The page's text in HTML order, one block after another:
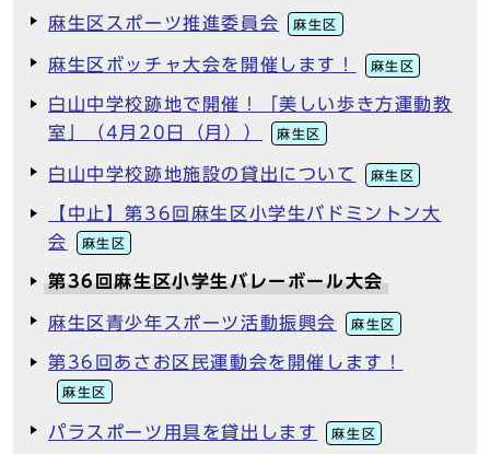
麻生区スポーツ推進委員会 麻生区
麻生区ボッチャ大会を開催します！ 麻生区
白山中学校跡地で開催！「美しい歩き方運動教
室」（4月20日（月））
麻生区
白山中学校跡地施設の貸出について 麻生区
【中止】第36回麻生区小学生バドミントン大
会
麻生区
第36回麻生区小学生バレーボール大会
麻生区青少年スポーツ活動振興会 麻生区
第36回あさお区民運動会を開催します！
麻生区
パラスポーツ用具を貸出します 麻生区